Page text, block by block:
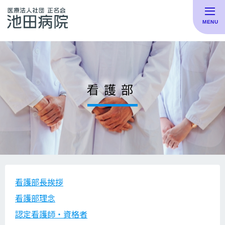
看護部
看護部長挨拶
看護部理念
認定看護師・資格者